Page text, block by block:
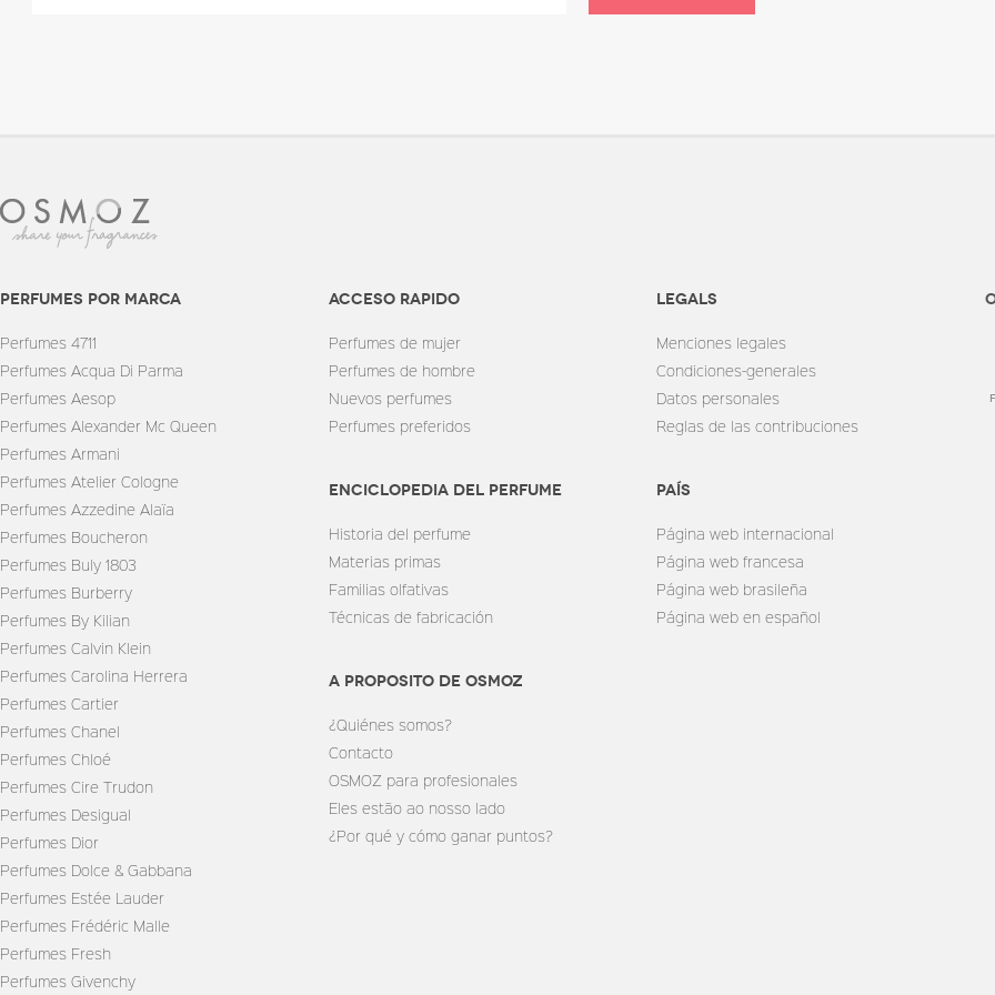
perfumes por marca
Perfumes 4711
Perfumes Acqua Di Parma
Perfumes Aesop
Perfumes Alexander Mc Queen
Perfumes Armani
Perfumes Atelier Cologne
Perfumes Azzedine Alaïa
Perfumes Boucheron
Perfumes Buly 1803
Perfumes Burberry
Perfumes By Kilian
Perfumes Calvin Klein
Perfumes Carolina Herrera
Perfumes Cartier
Perfumes Chanel
Perfumes Chloé
Perfumes Cire Trudon
Perfumes Desigual
Perfumes Dior
Perfumes Dolce & Gabbana
Perfumes Estée Lauder
Perfumes Frédéric Malle
Perfumes Fresh
Perfumes Givenchy
Acceso rapido
Perfumes de mujer
Perfumes de hombre
Nuevos perfumes
Perfumes preferidos
enciclopedia del perfume
Historia del perfume
Materias primas
Familias olfativas
Técnicas de fabricación
A PROPOSITO DE OSMOZ
¿Quiénes somos?
Contacto
OSMOZ para profesionales
Eles estão ao nosso lado
¿Por qué y cómo ganar puntos?
Legals
Menciones legales
Condiciones-generales
Datos personales
Reglas de las contribuciones
País
Página web internacional
Página web francesa
Página web brasileña
Página web en español